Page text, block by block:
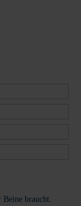
braucht.